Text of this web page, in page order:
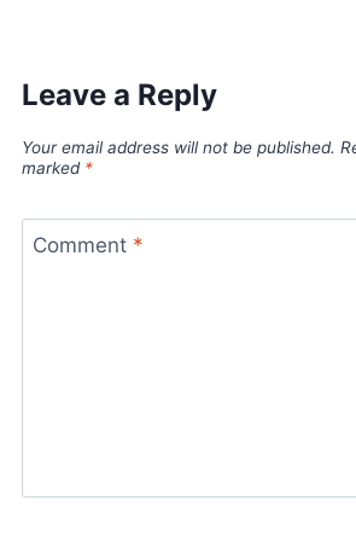
Leave a Reply
Your email address will not be published.
marked *
Comment *